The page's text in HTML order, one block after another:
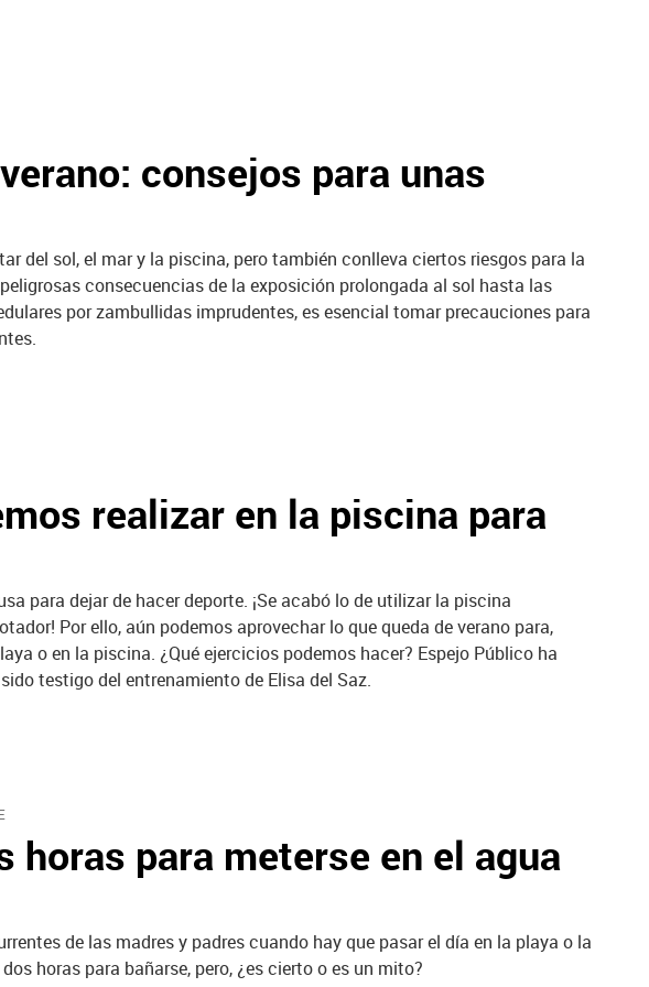
consejos para unas
del sol, el mar y la piscina, pero también conlleva ciertos riesgos para la
consecuencias de la exposición prolongada al sol hasta las
por zambullidas imprudentes, es esencial tomar precauciones para
realizar en la piscina para
para dejar de hacer deporte. ¡Se acabó lo de utilizar la piscina
Por ello, aún podemos aprovechar lo que queda de verano para,
o en la piscina. ¿Qué ejercicios podemos hacer? Espejo Público ha
testigo del entrenamiento de Elisa del Saz.
horas para meterse en el agua
de las madres y padres cuando hay que pasar el día en la playa o la
horas para bañarse, pero, ¿es cierto o es un mito?